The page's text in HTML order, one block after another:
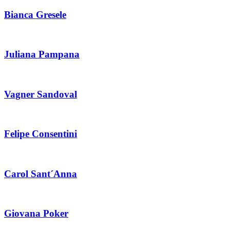
Bianca Gresele
Juliana Pampana
Vagner Sandoval
Felipe Consentini
Carol Sant´Anna
Giovana Poker